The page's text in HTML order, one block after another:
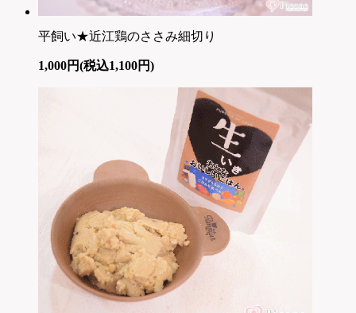
平飼い★近江鶏のささみ細切り
1,000円(税込1,100円)